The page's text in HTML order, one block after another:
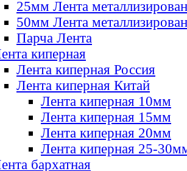
25мм Лента
50мм Лента
Парча Лента
киперная
Лента киперная Россия
Лента киперная Китай
Лента киперная 10мм
Лента киперная 15мм
Лента киперная 20мм
Лента киперная 25-
бархатная